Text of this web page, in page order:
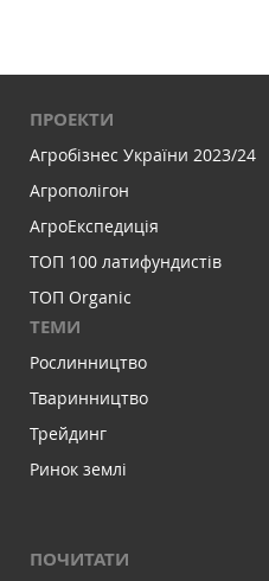
ПРОЕКТИ
Агробізнес України 2023/24
Агрополігон
АгроЕкспедиція
ТОП 100 латифундистів
ТОП Organic
ТЕМИ
Рослинництво
Тваринництво
Трейдинг
Ринок землі
ПОЧИТАТИ